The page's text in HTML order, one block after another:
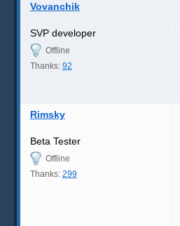
Vovanchik
SVP developer
Offline
Thanks: 92
Rimsky
Beta Tester
Offline
Thanks: 299